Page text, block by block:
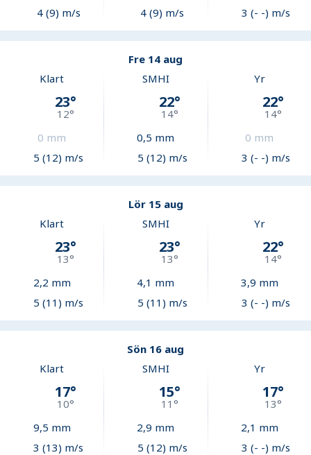
4 (9) m/s
4 (9) m/s
3 (- -) m/s
Fre 14 aug
Klart
23°
12°
0 mm
5 (12) m/s
SMHI
22°
14°
0,5 mm
5 (12) m/s
Yr
22°
14°
0 mm
3 (- -) m/s
Lör 15 aug
Klart
23°
13°
2,2 mm
5 (11) m/s
SMHI
23°
13°
4,1 mm
5 (11) m/s
Yr
22°
14°
3,9 mm
3 (- -) m/s
Sön 16 aug
Klart
17°
10°
9,5 mm
3 (13) m/s
SMHI
15°
11 °
2,9 mm
5 (12) m/s
Yr
17°
13°
2,1 mm
3 (- -) m/s